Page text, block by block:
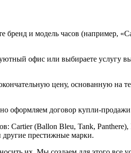
и модель часов (например,
офис или выбираете услугу
цену, основанную на
оформляем договор купли-
Cartier (Ballon Bleu, Tank,
другие престижные марки.